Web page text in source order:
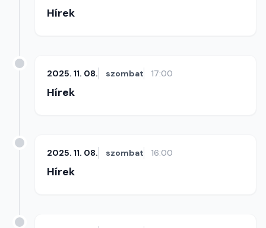
Hírek
2025. 11. 08. szombat 17:00
Hírek
2025. 11. 08. szombat 16:00
Hírek